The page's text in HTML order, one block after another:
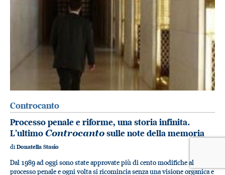
Controcanto
Processo penale e riforme, una storia infinita.
L’ultimoControcantosulle note della memoria
diDonatella Stasio
Dal 1989 ad oggi sono state approvate più di cento modifiche al
processo penale e ogni volta si ricomincia senza una visione organica e